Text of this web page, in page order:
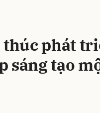
thúc phát
sáng tạo